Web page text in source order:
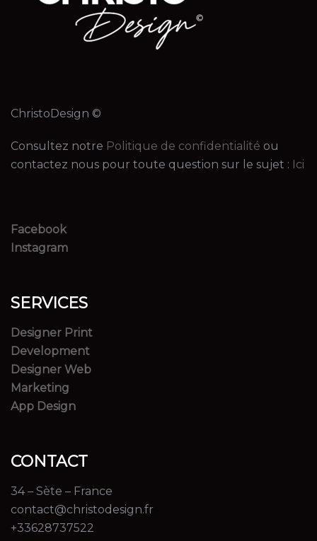
ChristoDesign ©
Consultez notre Politique de confidentialité ou
contactez nous pour toute question sur le sujet : Ici
Facebook
Instagram
SERVICES
Designer Print
Development
Designer Web
Marketing
App Design
CONTACT
34 – Sète – France
contact@christodesign.fr
+33628737522